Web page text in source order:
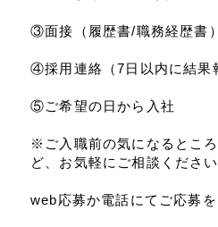
③面接（履歴書/職務経歴書）
④採用連絡（7日以内に結果
⑤ご希望の日から入社
※ご入職前の気になるとこ
ど、お気軽にご相談ください
web応募か電話にてご応募を